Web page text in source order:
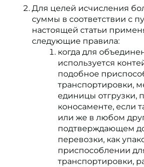
Для целей исчисления
суммы в соответствии с
настоящей статьи
следующие правила:
когда для
используется
подобное
транспортировки,
единицы отгрузки,
коносаменте, если
или же в любом
подтверждающем
перевозки, как
приспособлении
транспортировки,